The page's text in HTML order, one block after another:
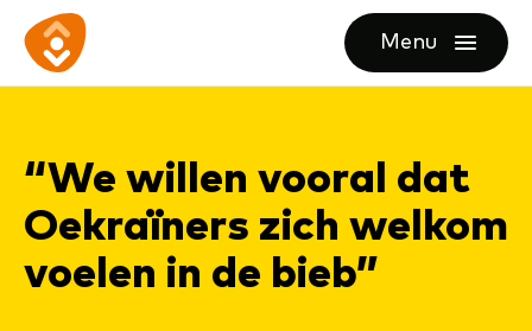
direct
content
direct
footer
Ga
naar
Menu
openen
“We wil­len voor­al dat
Oek­ra­ï­ners zich wel­kom
voe­len in de bieb”